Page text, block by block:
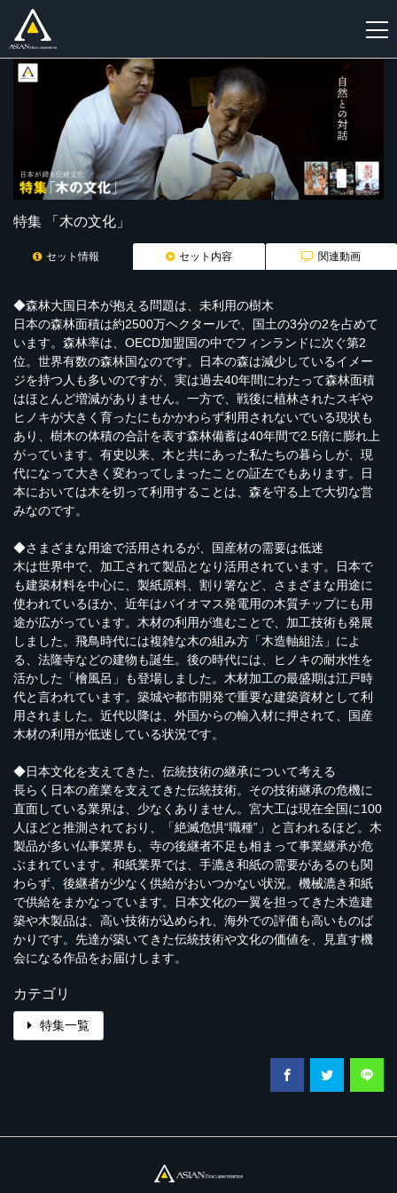
特集 「木の文化」
セット情報 セット内容 関連動画
◆森林大国日本が抱える問題は、未利用の樹木
日本の森林面積は約2500万ヘクタールで、国土の3分の2を占めて
います。森林率は、OECD加盟国の中でフィンランドに次ぐ第2
位。世界有数の森林国なのです。日本の森は減少しているイメー
ジを持つ人も多いのですが、実は過去40年間にわたって森林面積
はほとんど増減がありません。一方で、戦後に植林されたスギや
ヒノキが大きく育ったにもかかわらず利用されないでいる現状も
あり、樹木の体積の合計を表す森林備蓄は40年間で2.5倍に膨れ上
がっています。有史以来、木と共にあった私たちの暮らしが、現
代になって大きく変わってしまったことの証左でもあります。日
本においては木を切って利用することは、森を守る上で大切な営
みなのです。
◆さまざまな用途で活用されるが、国産材の需要は低迷
木は世界中で、加工されて製品となり活用されています。日本で
も建築材料を中心に、製紙原料、割り箸など、さまざまな用途に
使われているほか、近年はバイオマス発電用の木質チップにも用
途が広がっています。木材の利用が進むことで、加工技術も発展
しました。飛鳥時代には複雑な木の組み方「木造軸組法」によ
る、法隆寺などの建物も誕生。後の時代には、ヒノキの耐水性を
活かした「檜風呂」も登場しました。木材加工の最盛期は江戸時
代と言われています。築城や都市開発で重要な建築資材として利
用されました。近代以降は、外国からの輸入材に押されて、国産
木材の利用が低迷している状況です。
◆日本文化を支えてきた、伝統技術の継承について考える
長らく日本の産業を支えてきた伝統技術。その技術継承の危機に
直面している業界は、少なくありません。宮大工は現在全国に100
人ほどと推測されており、「絶滅危惧“職種”」と言われるほど。木
製品が多い仏事業界も、寺の後継者不足も相まって事業継承が危
ぶまれています。和紙業界では、手漉き和紙の需要があるのも関
わらず、後継者が少なく供給がおいつかない状況。機械漉き和紙
で供給をまかなっています。日本文化の一翼を担ってきた木造建
築や木製品は、高い技術が込められ、海外での評価も高いものば
かりです。先達が築いてきた伝統技術や文化の価値を、見直す機
会になる作品をお届けします。
カテゴリ
特集一覧